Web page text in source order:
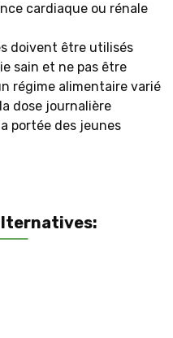
cardiaque ou rénale
doivent être utilisés
sain et ne pas être
régime alimentaire varié
dose journalière
portée des jeunes